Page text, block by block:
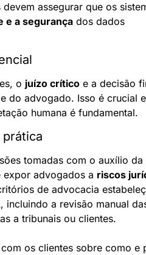
assegurar que os
e a segurança dos dados
o juízo crítico e a decisão
do advogado. Isso é crucial
humana é fundamental.
tomadas com o auxílio da
advogados a riscos
a revisão manual
a tribunais ou clientes.
os clientes sobre como e